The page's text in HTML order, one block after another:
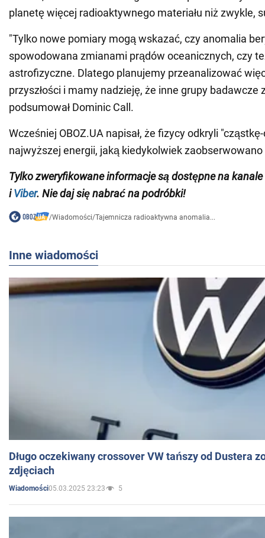
planetę więcej radioaktywnego materiału niż zwykle,
"Tylko nowe pomiary mogą wskazać, czy anomalia
spowodowana zmianami prądów oceanicznych, czy
astrofizyczne. Dlatego planujemy przeanalizować
przyszłości i mamy nadzieję, że inne grupy badawcze
podsumował Dominic Call.
Wcześniej OBOZ.UA napisał, że fizycy odkryli
najwyższej energii, jaką kiedykolwiek
Tylko zweryfikowane informacje są dostępne nakanale
iViber. Nie daj się nabrać na podróbki!
/Wiadomości/Tajemnicza radioaktywna anomalia...
Inne wiadomości
Długo oczekiwany crossover VW tańszy od Dustera
zdjęciach
Wiadomości05.03.2025 23:23 5